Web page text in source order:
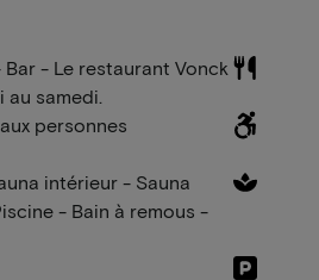
- Le restaurant Vonck
samedi.
personnes
intérieur - Sauna
- Bain à remous -